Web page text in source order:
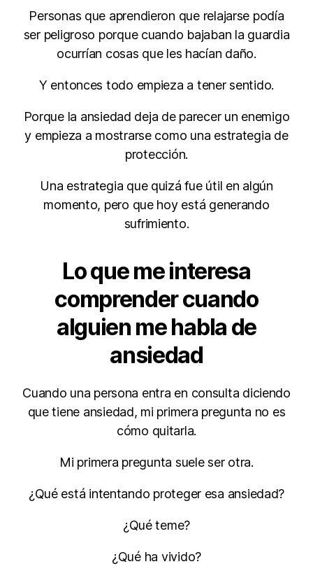
Personas que aprendieron que relajarse podía
ser peligroso porque cuando bajaban la guardia
ocurrían cosas que les hacían daño.
Y entonces todo empieza a tener sentido.
Porque la ansiedad deja de parecer un enemigo
y empieza a mostrarse como una estrategia de
protección.
Una estrategia que quizá fue útil en algún
momento, pero que hoy está generando
sufrimiento.
Lo que me interesa
comprender cuando
alguien me habla de
ansiedad
Cuando una persona entra en consulta diciendo
que tiene ansiedad, mi primera pregunta no es
cómo quitarla.
Mi primera pregunta suele ser otra.
¿Qué está intentando proteger esa ansiedad?
¿Qué teme?
¿Qué ha vivido?